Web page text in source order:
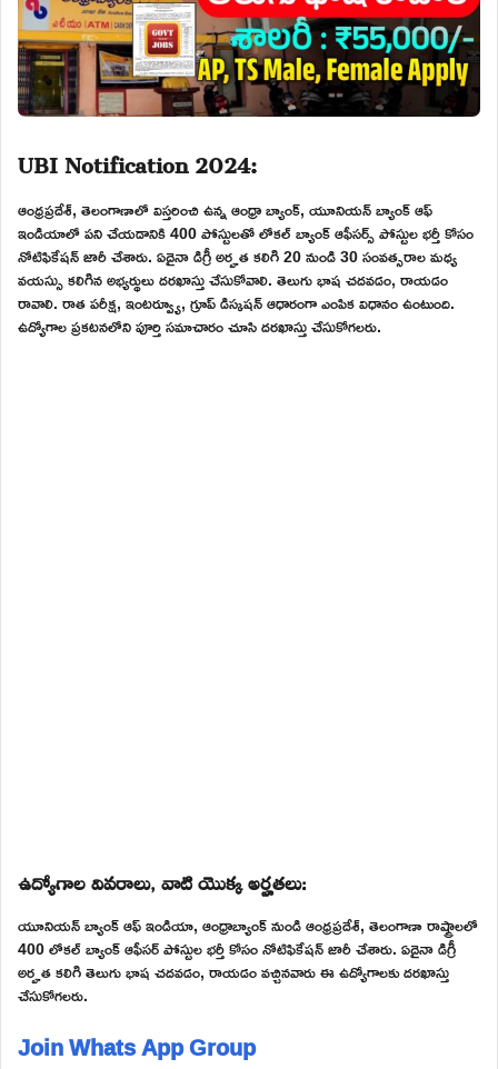
UBI Notification 2024:
ఆంధ్రప్రదేశ్, తెలంగాణాలో విస్తరించి ఉన్న ఆంధ్రా బ్యాంక్, యూనియన్ బ్యాంక్ ఆఫ్
ఇండియాలో పని చేయడానికి 400 పోస్టులతో లోకల్ బ్యాంక్ ఆఫీసర్స్ పోస్టుల భర్తీ కోసం
నోటిఫికేషన్ జారీ చేశారు. ఏదైనా డిగ్రీ అర్హత కలిగి 20 నుండి 30 సంవత్సరాల మధ్య
వయస్సు కలిగిన అభ్యర్థులు దరఖాస్తు చేసుకోవాలి. తెలుగు భాష చదవడం, రాయడం
రావాలి. రాత పరీక్ష, ఇంటర్వ్యూ, గ్రూప్ డిస్కషన్ ఆధారంగా ఎంపిక విధానం ఉంటుంది.
ఉద్యోగాల ప్రకటనలోని పూర్తి సమాచారం చూసి దరఖాస్తు చేసుకోగలరు.
ఉద్యోగాల వివరాలు, వాటి యొక్క అర్హతలు:
యూనియన్ బ్యాంక్ ఆఫ్ ఇండియా, ఆంధ్రాబ్యాంక్ నుండి ఆంధ్రప్రదేశ్, తెలంగాణా రాష్ట్రాలలో
400 లోకల్ బ్యాంక్ ఆఫీసర్ పోస్టుల భర్తీ కోసం నోటిఫికేషన్ జారీ చేశారు. ఏదైనా డిగ్రీ
అర్హత కలిగి తెలుగు భాష చదవడం, రాయడం వచ్చినవారు ఈ ఉద్యోగాలకు దరఖాస్తు
చేసుకోగలరు.
Join Whats App Group